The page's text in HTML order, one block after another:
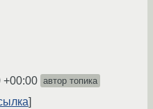
+00:00 автор топика